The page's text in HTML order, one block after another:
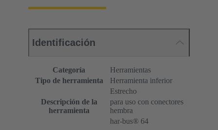
Identificación
Categoría
Herramientas
Tipo de herramienta
Herramienta inferior
Descripción de la
herramienta
Estrecho
para uso con conectores
hembra
har-bus® 64